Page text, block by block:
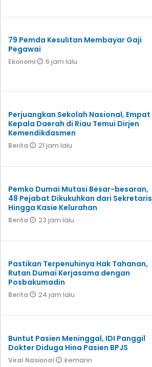
79 Pemda Kesulitan Membayar Gaji
Pegawai
Ekonomi 6 jam lalu
Perjuangkan Sekolah Nasional, Empat
Kepala Daerah di Riau Temui Dirjen
Kemendikdasmen
Berita 21 jam lalu
Pemko Dumai Mutasi Besar-besaran,
48 Pejabat Dikukuhkan dari Sekretaris
Hingga Kasie Kelurahan
Berita 23 jam lalu
Pastikan Terpenuhinya Hak Tahanan,
Rutan Dumai Kerjasama dengan
Posbakumadin
Berita 24 jam lalu
Buntut Pasien Meninggal, IDI Panggil
Dokter Diduga Hina Pasien BPJS
Viral Nasional kemarin